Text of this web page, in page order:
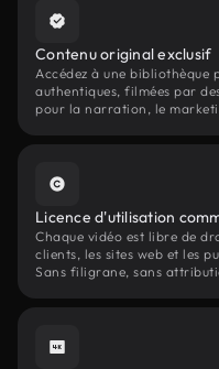
Contenu original exclusif
Accédez à une bibliothèque
authentiques, filmées par
pour la narration, le
Licence d'utilisation
Chaque vidéo est libre de
clients, les sites web et les
Sans filigrane, sans